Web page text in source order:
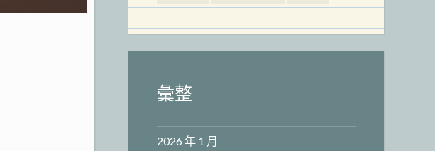
彙整
2026 年 1 月